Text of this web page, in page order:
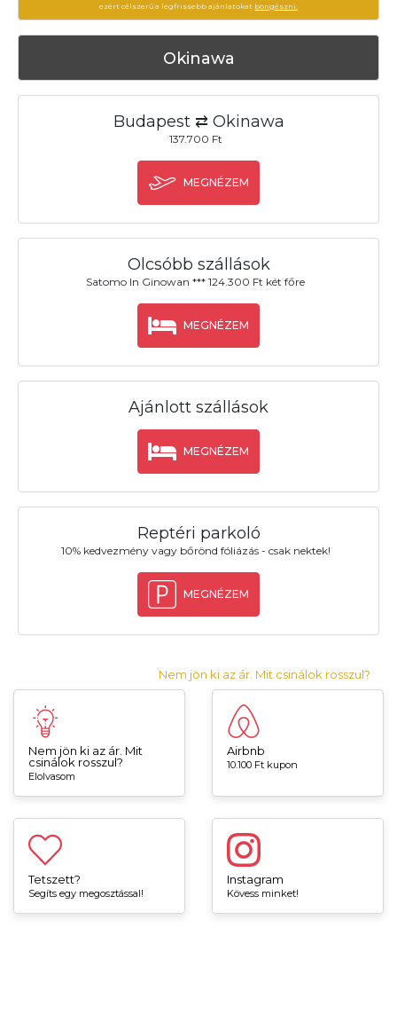
ezért célszerű a legfrissebb ajánlatokat böngészni.
Okinawa
Budapest ⇄ Okinawa
137.700 Ft
MEGNÉZEM
Olcsóbb szállások
Satomo In Ginowan *** 124.300 Ft két főre
MEGNÉZEM
Ajánlott szállások
MEGNÉZEM
Reptéri parkoló
10% kedvezmény vagy bőrönd fóliázás - csak nektek!
MEGNÉZEM
Nem jön ki az ár. Mit csinálok rosszul?
Nem jön ki az ár. Mit
csinálok rosszul?
Elolvasom
Airbnb
10.100 Ft kupon
Tetszett?
Segíts egy megosztással!
Instagram
Kövess minket!